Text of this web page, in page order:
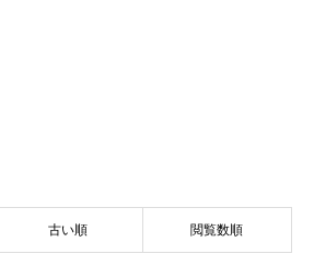
古い順 閲覧数順